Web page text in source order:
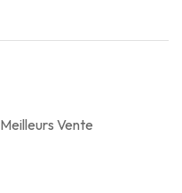
Meilleurs Vente